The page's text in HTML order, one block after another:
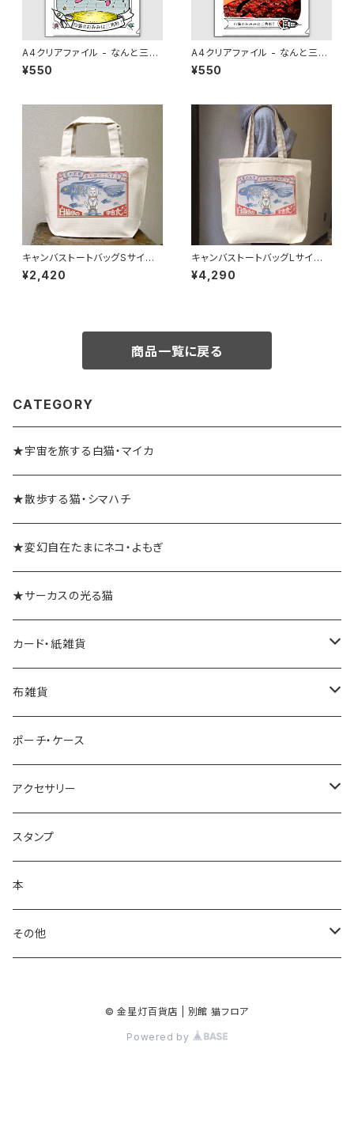
A4クリアファイル - なんと三
角 流星雨
¥550
A4クリアファイル - なんと三
角 火星探検
¥550
キャンバストートバッグSサイズ
- 白猫印の宇宙食 おさかな味
¥2,420
キャンバストートバッグLサイズ -
白猫印の宇宙食 おさかな味
¥4,290
商品一覧に戻る
CATEGORY
★宇宙を旅する白猫・マイカ
★散歩する猫・シマハチ
★変幻自在たまにネコ・よもぎ
★サーカスの光る猫
カード・紙雑貨
ポストカード
レターセット・便箋
ノート・メモ帳
ラッピングペーパー
ポスター
シール・ステッカー
布雑貨
手ぬぐい
手ぬぐいハンカチ
クリーナークロス
バッグ
ポーチ・ケース
アクセサリー
ネックレス
バッジ・ブローチ
キーホルダー
スタンプ
本
その他
© 金星灯百貨店 | 別館 猫フロア
Powered by